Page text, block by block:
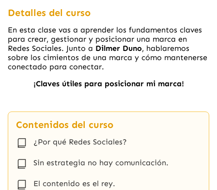
Detalles del curso
En esta clase vas a aprender los fundamentos claves
para crear, gestionar y posicionar una marca en
Redes Sociales. Junto a Dilmer Duno, hablaremos
sobre los cimientos de una marca y cómo mantenerse
conectado para conectar.
¡Claves útiles para posicionar mi marca!
Contenidos del curso
¿Por qué Redes Sociales?
Sin estrategia no hay comunicación.
El contenido es el rey.